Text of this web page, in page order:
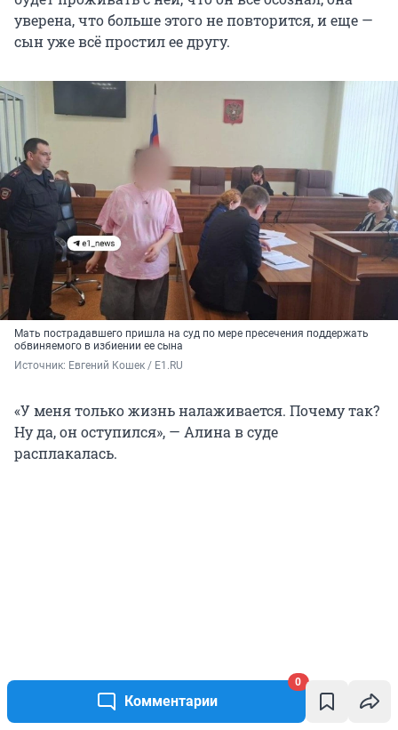
Комментарии
0
уверена, что больше этого не повторится, и еще —
сын уже всё простил ее другу.
Мать пострадавшего пришла на суд по мере пресечения поддержать
обвиняемого в избиении ее сына
Источник: Евгений Кошек / E1.RU
«У меня только жизнь налаживается. Почему так?
Ну да, он оступился», — Алина в суде
расплакалась.